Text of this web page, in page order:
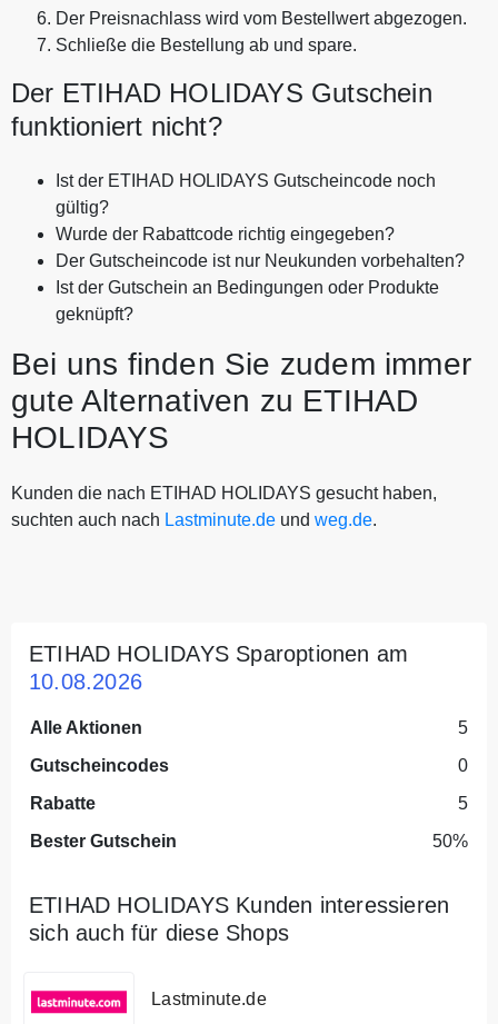
Der Preisnachlass wird vom Bestellwert abgezogen.
Schließe die Bestellung ab und spare.
Der ETIHAD HOLIDAYS Gutschein
funktioniert nicht?
Ist der ETIHAD HOLIDAYS Gutscheincode noch
gültig?
Wurde der Rabattcode richtig eingegeben?
Der Gutscheincode ist nur Neukunden vorbehalten?
Ist der Gutschein an Bedingungen oder Produkte
geknüpft?
Bei uns finden Sie zudem immer
gute Alternativen zu ETIHAD
HOLIDAYS
Kunden die nach ETIHAD HOLIDAYS gesucht haben,
suchten auch nach Lastminute.de und weg.de.
ETIHAD HOLIDAYS Sparoptionen am
10.08.2026
Alle Aktionen
5
Gutscheincodes
0
Rabatte
5
Bester Gutschein
50%
ETIHAD HOLIDAYS Kunden interessieren
sich auch für diese Shops
Lastminute.de